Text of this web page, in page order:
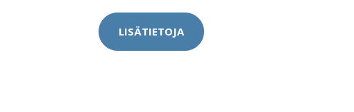
LISÄTIETOJA